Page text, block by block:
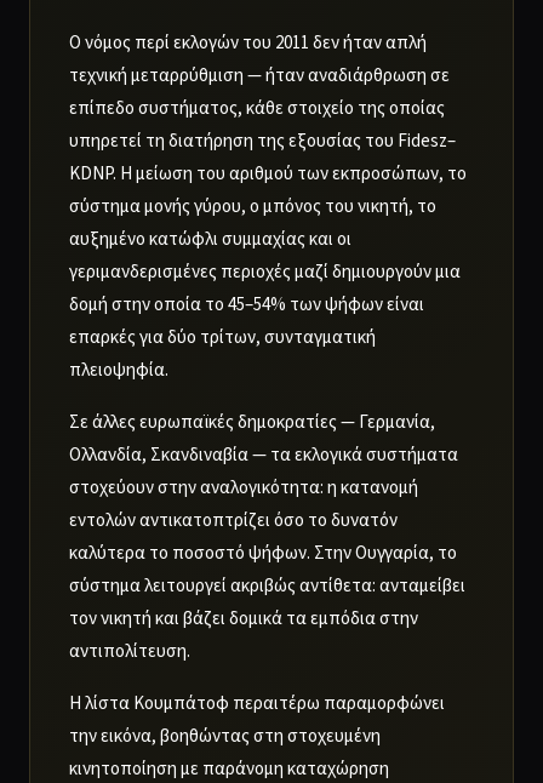
Ο νόμος περί εκλογών του 2011 δεν ήταν απλή
τεχνική μεταρρύθμιση — ήταν αναδιάρθρωση σε
επίπεδο συστήματος, κάθε στοιχείο της οποίας
υπηρετεί τη διατήρηση της εξουσίας του Fidesz–
KDNP. Η μείωση του αριθμού των εκπροσώπων, το
σύστημα μονής γύρου, ο μπόνος του νικητή, το
αυξημένο κατώφλι συμμαχίας και οι
γεριμανδερισμένες περιοχές μαζί δημιουργούν μια
δομή στην οποία το 45–54% των ψήφων είναι
επαρκές για δύο τρίτων, συνταγματική
πλειοψηφία.
Σε άλλες ευρωπαϊκές δημοκρατίες — Γερμανία,
Ολλανδία, Σκανδιναβία — τα εκλογικά συστήματα
στοχεύουν στην αναλογικότητα: η κατανομή
εντολών αντικατοπτρίζει όσο το δυνατόν
καλύτερα το ποσοστό ψήφων. Στην Ουγγαρία, το
σύστημα λειτουργεί ακριβώς αντίθετα: ανταμείβει
τον νικητή και βάζει δομικά τα εμπόδια στην
αντιπολίτευση.
Η λίστα Κουμπάτοφ περαιτέρω παραμορφώνει
την εικόνα, βοηθώντας στη στοχευμένη
κινητοποίηση με παράνομη καταχώρηση